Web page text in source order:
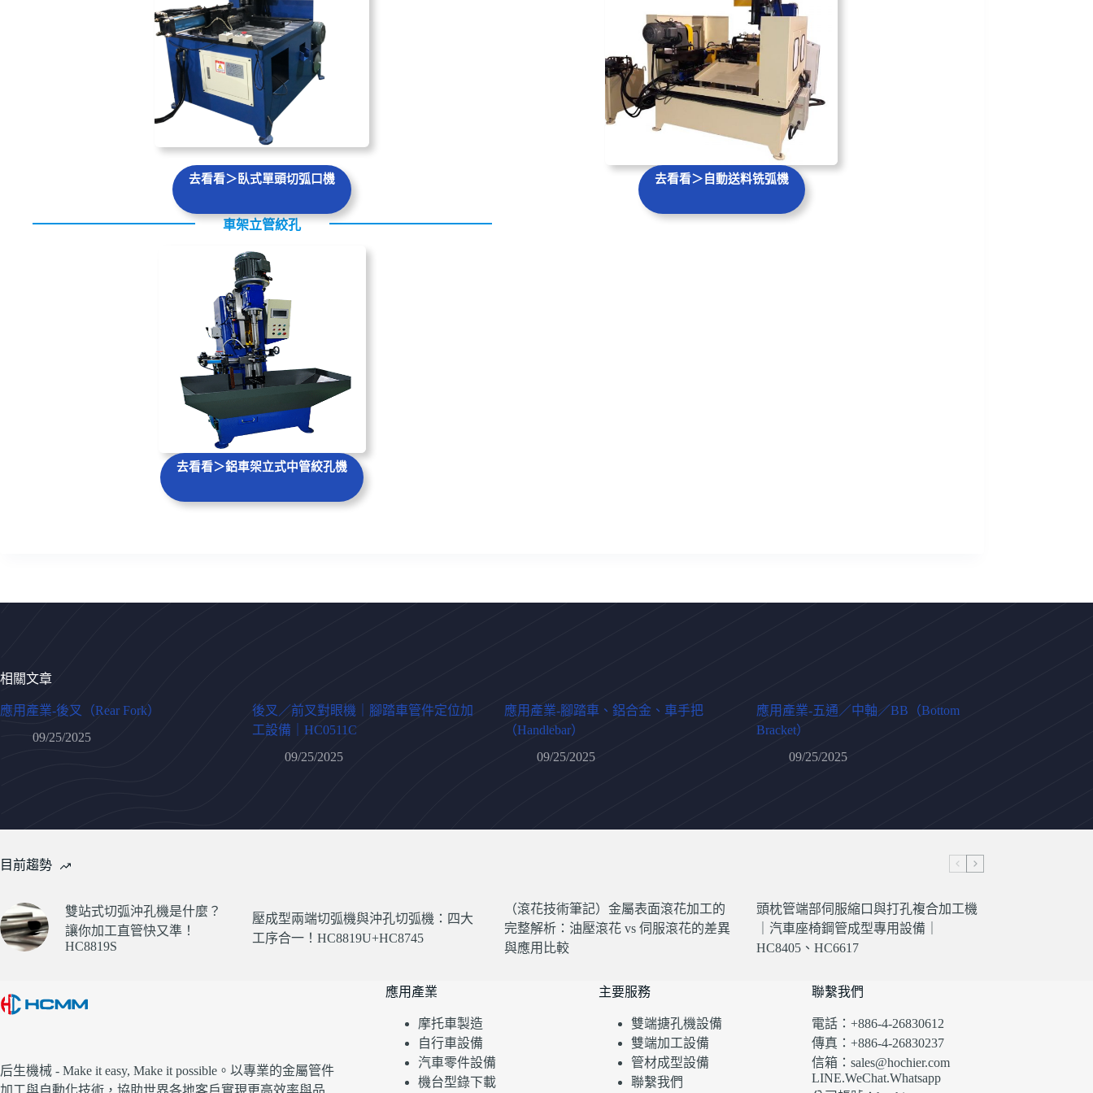
去看看＞臥式單頭切弧口機 去看看＞自動送料铣弧機
車架立管絞孔
去看看＞鋁車架立式中管絞孔機
相關文章
應用產業-後叉（Rear Fork）
09/25/2025
後叉／前叉對眼機｜腳踏車管件定位加
工設備｜HC0511C
09/25/2025
應用產業-腳踏車、鋁合金、車手把
（Handlebar）
09/25/2025
應用產業-五通／中軸／BB（Bottom
Bracket）
09/25/2025
目前趨勢
雙站式切弧沖孔機是什麼？
讓你加工直管快又準！
HC8819S
壓成型兩端切弧機與沖孔切弧機：四大
工序合一！HC8819U+HC8745
（滾花技術筆記）金屬表面滾花加工的
完整解析：油壓滾花 vs 伺服滾花的差異
與應用比較
頭枕管端部伺服縮口與打孔複合加工機
｜汽車座椅鋼管成型專用設備｜
HC8405、HC6617
后生機械 - Make it easy, Make it possible。以專業的金屬管件
應用產業
摩托車製造
自行車設備
汽車零件設備
機台型錄下載
主要服務
雙端搪孔機設備
雙端加工設備
管材成型設備
聯繫我們
聯繫我們
電話：+886-4-26830612
傳真：+886-4-26830237
信箱：sales@hochier.com
LINE.WeChat.Whatsapp